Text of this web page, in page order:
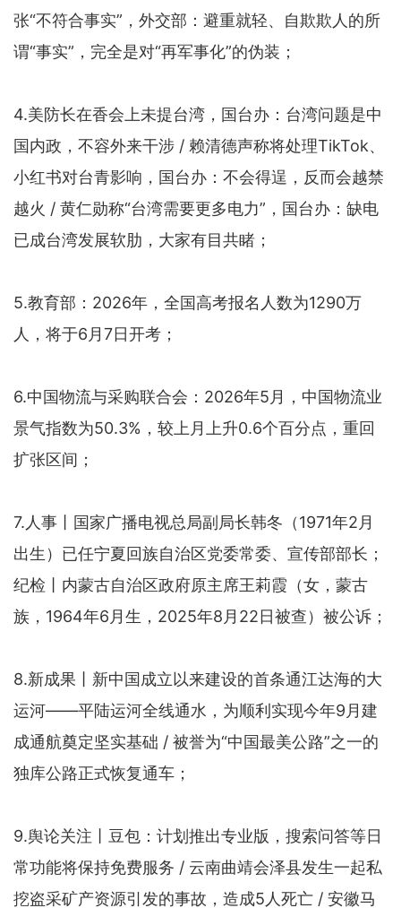
张“不符合事实”，外交部：避重就轻、自欺欺人的所
谓“事实”，完全是对“再军事化”的伪装；
4.美防长在香会上未提台湾，国台办：台湾问题是中
国内政，不容外来干涉 / 赖清德声称将处理TikTok、
小红书对台青影响，国台办：不会得逞，反而会越禁
越火 / 黄仁勋称“台湾需要更多电力”，国台办：缺电
已成台湾发展软肋，大家有目共睹；
5.教育部：2026年，全国高考报名人数为1290万
人，将于6月7日开考；
6.中国物流与采购联合会：2026年5月，中国物流业
景气指数为50.3%，较上月上升0.6个百分点，重回
扩张区间；
7.人事丨国家广播电视总局副局长韩冬（1971年2月
出生）已任宁夏回族自治区党委常委、宣传部部长；
纪检丨内蒙古自治区政府原主席王莉霞（女，蒙古
族，1964年6月生，2025年8月22日被查）被公诉；
8.新成果丨新中国成立以来建设的首条通江达海的大
运河——平陆运河全线通水，为顺利实现今年9月建
成通航奠定坚实基础 / 被誉为“中国最美公路”之一的
独库公路正式恢复通车；
9.舆论关注丨豆包：计划推出专业版，搜索问答等日
常功能将保持免费服务 / 云南曲靖会泽县发生一起私
挖盗采矿产资源引发的事故，造成5人死亡 / 安徽马